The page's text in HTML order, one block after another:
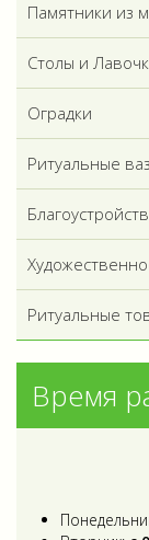
Памятники из
Столы и
Оградки
Ритуальные
Ритуальные
Время